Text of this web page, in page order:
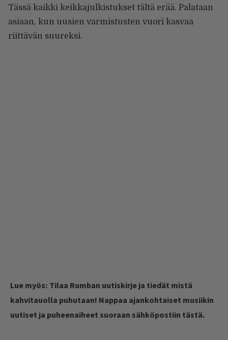
Tässä kaikki keikkajulkistukset tältä erää. Palataan
asiaan, kun uusien varmistusten vuori kasvaa
riittävän suureksi.
Lue myös: Tilaa Rumban uutiskirje ja tiedät mistä
kahvitauolla puhutaan! Nappaa ajankohtaiset musiikin
uutiset ja puheenaiheet suoraan sähköpostiin tästä.